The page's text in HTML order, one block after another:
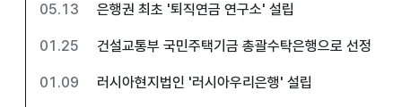
05.13 은행권 최초 '퇴직연금 연구소' 설립
01.25 건설교통부 국민주택기금 총괄수탁은행으로 선정
01.09 러시아현지법인 '러시아우리은행' 설립